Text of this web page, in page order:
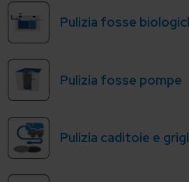
Pulizia fosse
Pulizia fosse pompe
Pulizia caditoie e